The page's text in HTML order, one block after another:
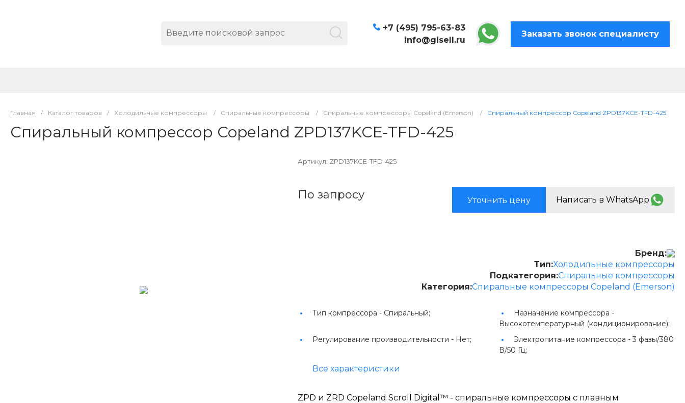
+7 (495) 795-63-83
info@gisell.ru
Заказать звонок специалисту
Главная / Каталог товаров / Холодильные компрессоры / Спиральные компрессоры / Спиральные компрессоры Copeland (Emerson) / Спиральный компрессор Copeland ZPD137KCE-TFD-425
Спиральный компрессор Copeland ZPD137KCE-TFD-425
Артикул: ZPD137KCE-TFD-425
По запросу Уточнить цену Написать в WhatsApp
Бренд:
Тип:Холодильные компрессоры
Подкатегория:Спиральные компрессоры
Категория:Спиральные компрессоры Copeland (Emerson)
Тип компрессора - Спиральный;
Назначение компрессора -
Высокотемпературный (кондиционирование);
Регулирование производительности - Нет; Электропитание компрессора -3 фазы/380
В/50 Гц;
Все характеристики
ZPD и ZRD Copeland Scroll Digital™ - спиральные компрессоры с плавным